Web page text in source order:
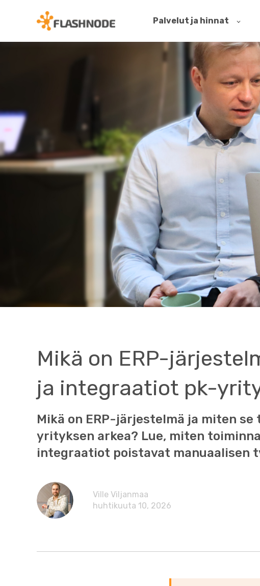
Palvelut ja hinnat
Mikä on ERP-
ja integraatiot pk-
Mikä on ERP-järjestelmä ja miten se
yrityksen arkea? Lue, miten
integraatiot poistavat manuaalisen
Ville Viljanmaa
huhtikuuta 10, 2026